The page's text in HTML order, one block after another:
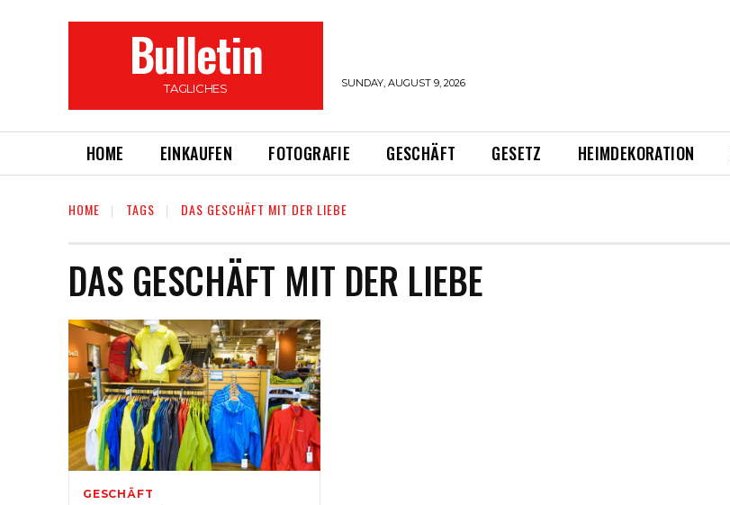
Bulletin
TAGLICHES SUNDAY, AUGUST 9, 2026
HOME EINKAUFEN FOTOGRAFIE GESCHÄFT GESETZ HEIMDEKORATION
HOME TAGS DAS GESCHÄFT MIT DER LIEBE
DAS GESCHÄFT MIT DER LIEBE
GESCHÄFT